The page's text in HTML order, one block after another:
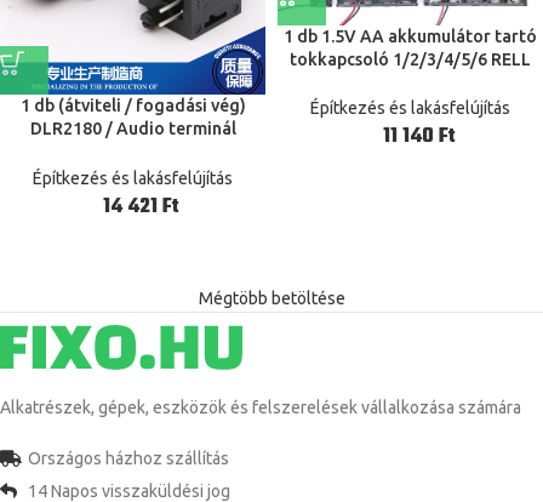
1 db (átviteli / fogadási vég)
DLR2180 / Audio terminál
csatlakozó DLT1111A
Építkezés és lakásfelújítás
Ft
1 db 1.5V AA akkumulátor tartó
tokkapcsoló 1/2/3/4/5/6 RELL
Építkezés és lakásfelújítás
Ft
Mégtöbb betöltése
Alkatrészek, gépek, eszközök és felszerelések vállalkozása számára
Országos házhoz szállítás
14 Napos visszaküldési jog